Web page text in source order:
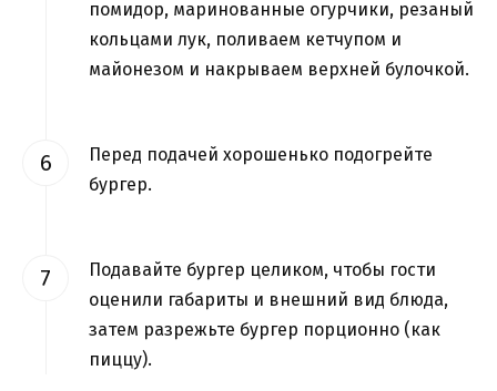
помидор, маринованные огурчики, резаный
кольцами лук, поливаем кетчупом и
майонезом и накрываем верхней булочкой.
Перед подачей хорошенько подогрейте
бургер.
Подавайте бургер целиком, чтобы гости
оценили габариты и внешний вид блюда,
затем разрежьте бургер порционно (как
пиццу).